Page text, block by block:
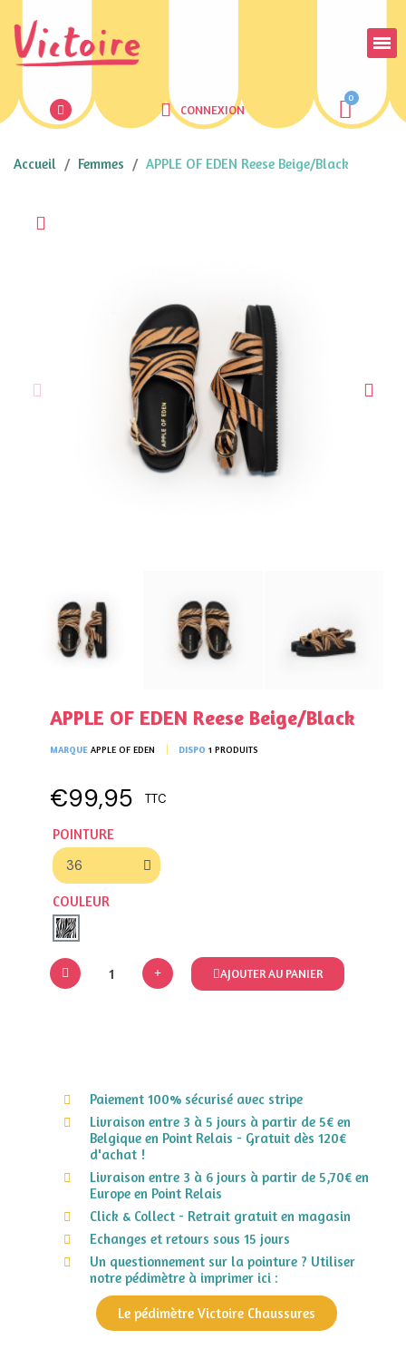
CONNEXION
Accueil Femmes APPLE OF EDEN Reese Beige/Black
APPLE OF EDEN Reese Beige/Black
MARQUE APPLE OF EDEN DISPO 1 PRODUITS
€99,95 TTC
POINTURE
COULEUR
AJOUTER AU PANIER
Paiement 100% sécurisé avec stripe
Livraison entre 3 à 5 jours à partir de 5€ en
Belgique en Point Relais - Gratuit dès 120€
d'achat !
Livraison entre 3 à 6 jours à partir de 5,70€ en
Europe en Point Relais
Click & Collect - Retrait gratuit en magasin
Echanges et retours sous 15 jours
Un questionnement sur la pointure ? Utiliser
notre pédimètre à imprimer ici :
Le pédimètre Victoire Chaussures